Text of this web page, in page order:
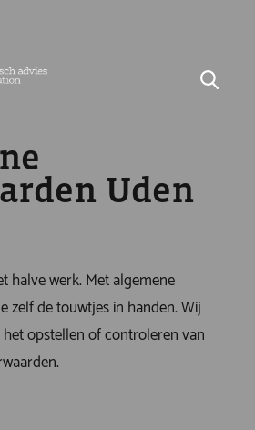
Uden
halve werk. Met algemene
zelf de touwtjes in handen. Wij
opstellen of controleren van